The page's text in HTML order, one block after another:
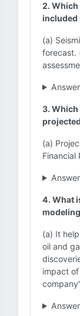
2.
included
(a)
forecast.
Answer
3.
(a)
Financial
Answer
4. What
(a) It
oil and
impact
Answer